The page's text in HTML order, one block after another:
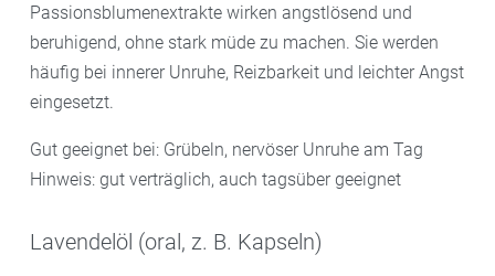
Passionsblumenextrakte wirken angstlösend und
beruhigend, ohne stark müde zu machen. Sie werden
häufig bei innerer Unruhe, Reizbarkeit und leichter Angst
eingesetzt.
Gut geeignet bei: Grübeln, nervöser Unruhe am Tag
Hinweis: gut verträglich, auch tagsüber geeignet
Lavendelöl (oral, z. B. Kapseln)